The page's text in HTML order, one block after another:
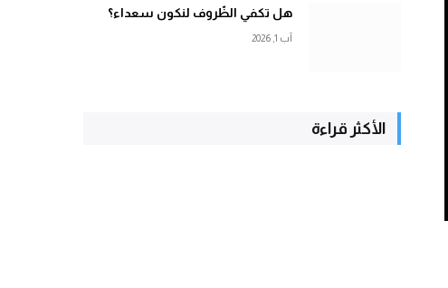
هل تكفي الظّروف لنكون سعداء؟
آب 1, 2026
الأكثر قراءة